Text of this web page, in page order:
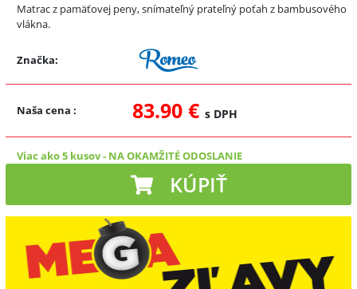
Matrac z pamäťovej peny, snímateľný prateľný poťah z bambusového
vlákna.
Značka:
Naša cena : 83.90 € s DPH
Viac ako 5 kusov- NA OKAMŽITÉ ODOSLANIE
KÚPIŤ